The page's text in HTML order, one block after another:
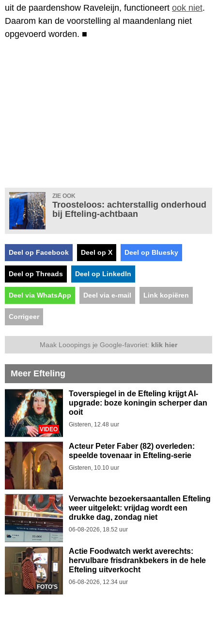
uit de paardenshow Raveleijn, functioneert ook niet.
Daarom kan de voorstelling al maandenlang niet
opgevoerd worden. ■
ZIE OOK
Troosteloos: achterstallig onderhoud
bij Efteling-achtbaan
Deel op Facebook Deel op X Deel op Bluesky
Deel op Threads Deel op LinkedIn
Deel via WhatsApp Deel via e-mail Link kopiëren
Corrigeer
Maak Looopings je Google-favoriet: klik hier
Meer Efteling
VIDEO
Toverspiegel in de Efteling krijgt AI-
upgrade: boze koningin scherper dan
ooit
Gisteren, 12.48 uur
Acteur Peter Faber (82) overleden:
speelde tovenaar in Efteling-serie
Gisteren, 10.10 uur
Verwachte bezoekersaantallen Efteling
weer uitgelekt: vrijdag wordt een
drukke dag, zondag niet
06-08-2026, 18.52 uur
FOTO'S
Actie Foodwatch werkt averechts:
hervulbare frisdrankbekers in de hele
Efteling uitverkocht
06-08-2026, 12.34 uur